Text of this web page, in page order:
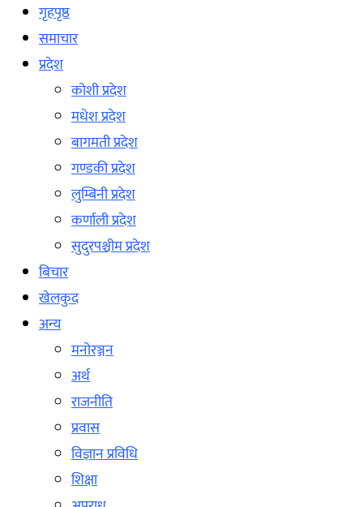
गृहपृष्ठ
समाचार
प्रदेश
कोशी प्रदेश
मधेश प्रदेश
बागमती प्रदेश
गण्डकी प्रदेश
लुम्बिनी प्रदेश
कर्णाली प्रदेश
सुदुरपश्चीम प्रदेश
बिचार
खेलकुद
अन्य
मनोरञ्जन
अर्थ
राजनीति
प्रवास
विज्ञान प्रविधि
शिक्षा